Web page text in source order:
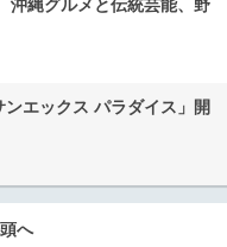
縄グルメと伝統芸能、野
エックス パラダイス」開
へ